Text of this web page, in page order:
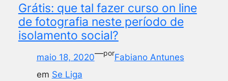
Grátis: que tal fazer curso on line
de fotografia neste período de
isolamento social?
maio 18, 2020—porFabiano Antunes
em Se Liga